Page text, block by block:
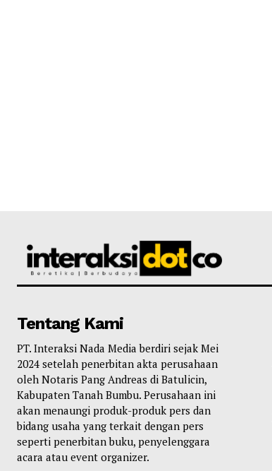
Tentang Kami
PT. Interaksi Nada Media berdiri sejak Mei
2024 setelah penerbitan akta perusahaan
oleh Notaris Pang Andreas di Batulicin,
Kabupaten Tanah Bumbu. Perusahaan ini
akan menaungi produk-produk pers dan
bidang usaha yang terkait dengan pers
seperti penerbitan buku, penyelenggara
acara atau event organizer.